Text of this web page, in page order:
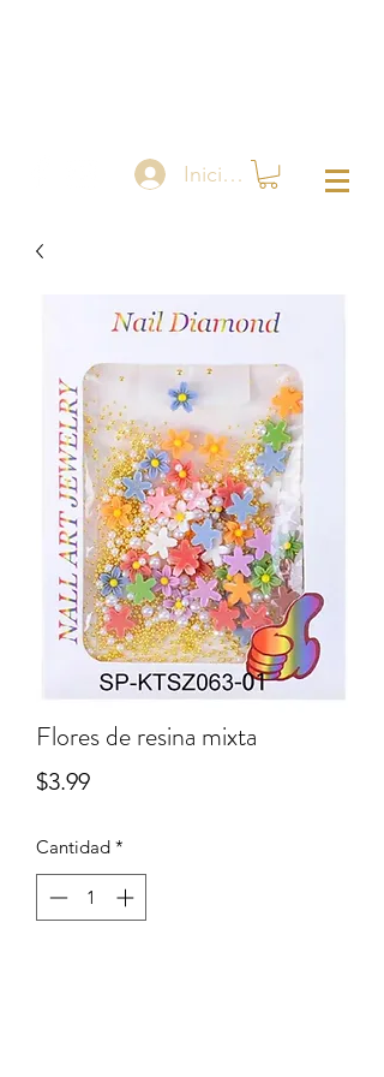
Iniciar sesión
Flores de resina mixta
$3.99Precio
Cantidad *